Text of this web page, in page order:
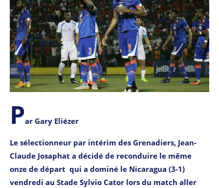
Par Gary Eliézer
Le sélectionneur par intérim des Grenadiers, Jean-
Claude Josaphat a décidé de reconduire le même
onze de départ qui a dominé le Nicaragua (3-1)
vendredi au Stade Sylvio Cator lors du match aller